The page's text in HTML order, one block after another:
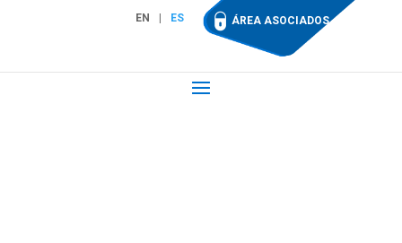
EN ES ÁREA ASOCIADOS